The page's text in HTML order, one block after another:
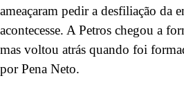
ameaçaram pedir a desfiliação da
acontecesse. A Petros chegou a
mas voltou atrás quando foi
por Pena Neto.